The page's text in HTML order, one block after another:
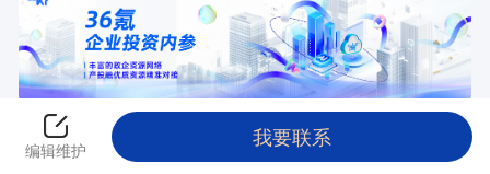
返回创投平台
编辑维护
我要联系